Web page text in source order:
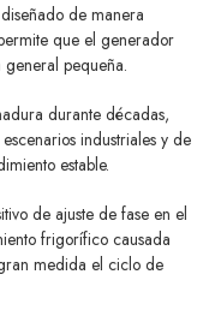
de manera
que el generador
pequeña.
durante décadas,
industriales y de
estable.
de ajuste de fase en el
frigorífico causada
medida el ciclo de